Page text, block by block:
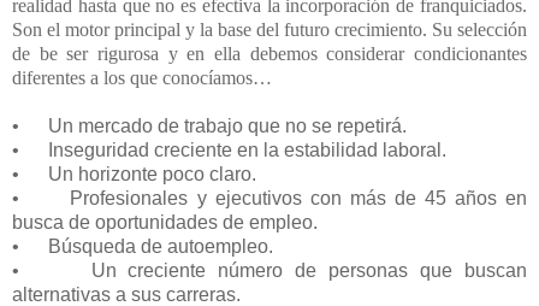
realidad hasta que no es efectiva la incorporación de franquiciados.
Son el motor principal y la base del futuro crecimiento. Su selección
de be ser rigurosa y en ella debemos considerar condicionantes
diferentes a los que conocíamos…
•
Un mercado de trabajo que no se repetirá.
•
Inseguridad creciente en la estabilidad laboral.
•
Un horizonte poco claro.
•
Profesionales y ejecutivos con más de 45 años en
busca de oportunidades de empleo.
•
Búsqueda de autoempleo.
•
Un creciente número de personas que buscan
alternativas a sus carreras.